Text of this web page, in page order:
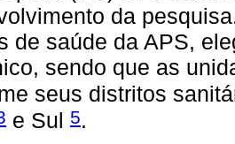
da
de saúde da APS,
sendo que as
seus distritos
e Sul 5.